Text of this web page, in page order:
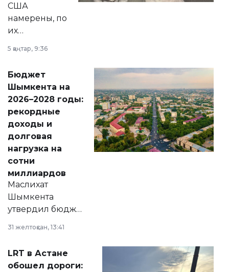
США
намерены, по
их
принести
народу
Венесуэлы.
5 қаңтар, 9:36
Бюджет
Шымкента на
2026–2028 годы:
рекордные
доходы и
долговая
нагрузка на
сотни
миллиардов
Маслихат
Шымкента
утвердил бюджет
2028 годы.
документ
31 желтоқсан, 13:41
LRT в Астане
обошел дороги: